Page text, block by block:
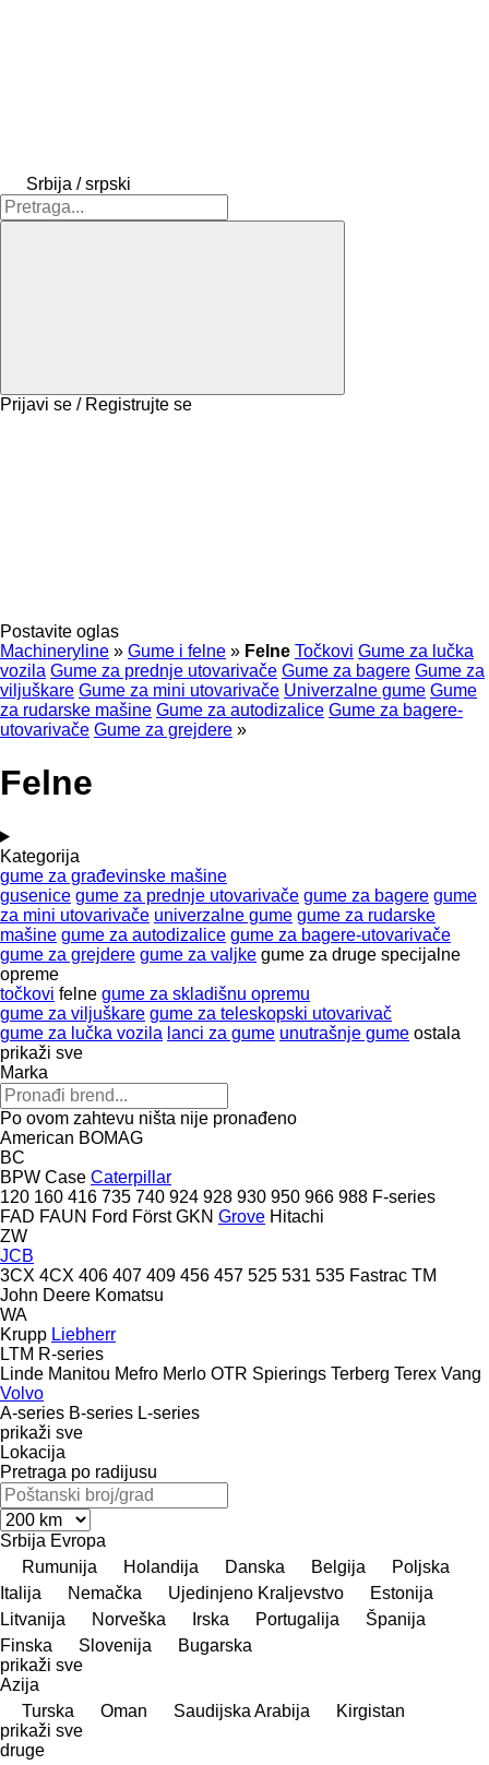
Srbija / srpski
Prijavi se / Registrujte se
Postavite oglas
Machineryline » Gume i felne » Felne Točkovi Gume za lučka
vozila Gume za prednje utovarivače Gume za bagere Gume za
viljuškare Gume za mini utovarivače Univerzalne gume Gume
za rudarske mašine Gume za autodizalice Gume za bagere-
utovarivače Gume za grejdere »
Felne
Kategorija
gume za građevinske mašine
gusenice gume za prednje utovarivače gume za bagere gume
za mini utovarivače univerzalne gume gume za rudarske
mašine gume za autodizalice gume za bagere-utovarivače
gume za grejdere gume za valjke gume za druge specijalne
opreme
točkovi felne gume za skladišnu opremu
gume za viljuškare gume za teleskopski utovarivač
gume za lučka vozila lanci za gume unutrašnje gume ostala
prikaži sve
Marka
Po ovom zahtevu ništa nije pronađeno
American BOMAG
BC
BPW Case Caterpillar
120 160 416 735 740 924 928 930 950 966 988 F-series
FAD FAUN Ford Först GKN Grove Hitachi
ZW
JCB
3CX 4CX 406 407 409 456 457 525 531 535 Fastrac TM
John Deere Komatsu
WA
Krupp Liebherr
LTM R-series
Linde Manitou Mefro Merlo OTR Spierings Terberg Terex Vang
Volvo
A-series B-series L-series
prikaži sve
Lokacija
Pretraga po radijusu
Srbija Evropa
Rumunija
Holandija Danska Belgija
Poljska
Italija
Nemačka Ujedinjeno Kraljevstvo
Estonija
Litvanija
Norveška Irska Portugalija
Španija
Finska
Slovenija
Bugarska
prikaži sve
Azija
Turska
Oman Saudijska Arabija
Kirgistan
prikaži sve
druge